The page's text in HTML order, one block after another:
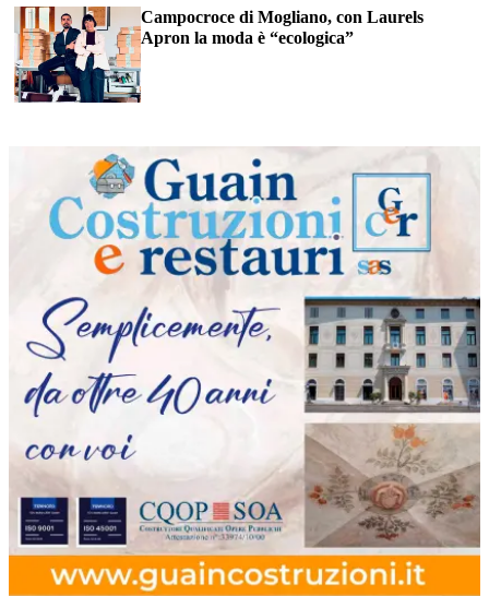
Campocroce di Mogliano, con Laurels
Apron la moda è “ecologica”